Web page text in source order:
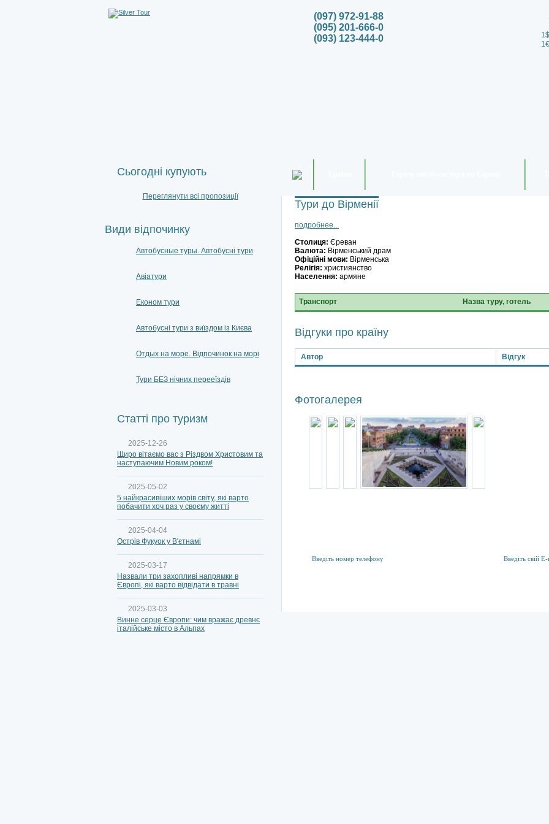
(097) 972-91-88
(095) 201-666-0
(093) 123-444-0
Тури до Вірменії
подробнее...
Столиця: Єреван
Валюта: Вірменський драм
Офіційні мови: Вірменська
Релігія: християнство
Населення: армяне
Транспорт Назва туру, готель
Відгуки про країну
Автор Відгук
Фотогалерея
Сьогодні купують
Переглянути всі пропозиції
Види відпочинку
Автобусные туры. Автобусні тури
Авіатури
Економ тури
Автобусні тури з виїздом із Києва
Отдых на море. Відпочинок на морі
Тури БЕЗ нічних перееїздів
Статті про туризм
2025-12-26
Щиро вітаємо вас з Різдвом Христовим та
наступаючим Новим роком!
2025-05-02
5 найкрасивіших морів світу, які варто
побачити хоч раз у своєму житті
2025-04-04
Острів Фукуок у В'єтнамі
2025-03-17
Назвали три захопливі напрямки в
Європі, які варто відвідати в травні
2025-03-03
Винне серце Європи: чим вражає древнє
італійське місто в Альпах